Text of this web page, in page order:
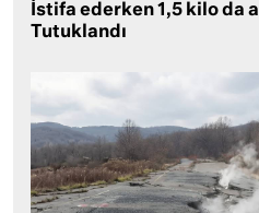
İstifa ederken 1,5 kilo da
Tutuklandı